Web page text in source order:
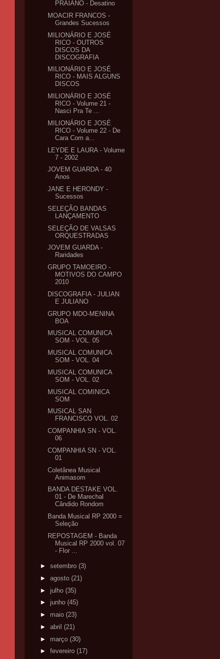
PRAIANO - Desatino
MOACIR FRANCOS -
Grandes Sucessos
MILIONÁRIO E JOSÉ
RICO - OUTROS
DISCOS DA
DISCOGRAFIA
MILIONÁRIO E JOSÉ
RICO - MAIS ALGUNS
DISCOS
MILIONÁRIO E JOSÉ
RICO - Volume 21 -
Nasci Pra Te ...
MILIONÁRIO E JOSÉ
RICO - Volume 22 - De
Cara Com a...
LEYDE E LAURA - Volume
7 - 2002
JOVEM GUARDA - 40
Anos
JANE E HERONDY -
Sucessos
SELEÇÃO BANDAS
LANÇAMENTO
SELEÇÃO DE VALSAS
ORQUESTRADAS
JOVEM GUARDA -
Raridades
GRUPO TAMOEIRO -
MOTIVOS DO CAMPO
2010
DISCOGRAFIA - JULIAN
E JULIANO
GRUPO MDO-MENINA
BOA
MUSICAL COMUNICA
SOM - VOL. 05
MUSICAL COMUNICA
SOM - VOL. 04
MUSICAL COMUNICA
SOM - VOL. 02
MUSICAL COMINICA
SOM
MUSICAL SAN
FRANCISCO VOL. 02
COMPANHIA SN - VOL.
06
COMPANHIA SN - VOL.
01
Coletânea Musical
Animasom
BANDA DESTAKE VOL.
01 - De Marechal
Cândido Rondom
Banda Musical RP 2000 =
Seleção
REPOSTAGEM - Banda
Musical RP 2000 vol. 07
- Flor ...
► setembro (3)
► agosto (21)
► julho (35)
► junho (45)
► maio (23)
► abril (21)
► março (30)
► fevereiro (17)